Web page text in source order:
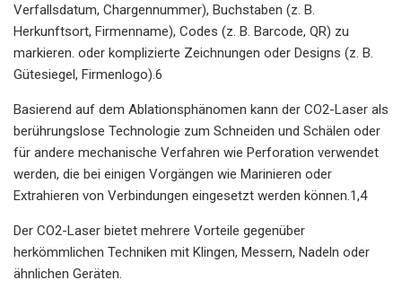
Verfallsdatum, Chargennummer), Buchstaben (z. B.
Herkunftsort, Firmenname), Codes (z. B. Barcode, QR) zu
markieren. oder komplizierte Zeichnungen oder Designs (z. B.
Gütesiegel, Firmenlogo).6
Basierend auf dem Ablationsphänomen kann der CO2-Laser als
berührungslose Technologie zum Schneiden und Schälen oder
für andere mechanische Verfahren wie Perforation verwendet
werden, die bei einigen Vorgängen wie Marinieren oder
Extrahieren von Verbindungen eingesetzt werden können.1,4
Der CO2-Laser bietet mehrere Vorteile gegenüber
herkömmlichen Techniken mit Klingen, Messern, Nadeln oder
ähnlichen Geräten.